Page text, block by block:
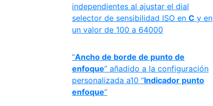
independientes al ajustar el dial
selector de sensibilidad ISO en C y en
un valor de 100 a 64000
“Ancho de borde de punto de
enfoque” añadido a la configuración
personalizada a10 “Indicador punto
enfoque”